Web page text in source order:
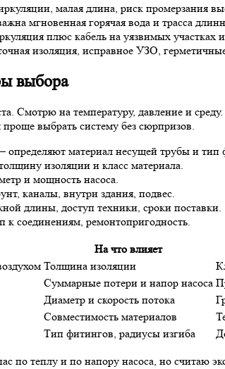
малая длина, риск промерзания
мгновенная горячая вода и трасса
плюс кабель на уязвимых участках и
изоляция, исправное УЗО,
выбора
Смотрю на температуру, давление и
выбрать систему без сюрпризов.
определяют материал несущей трубы и тип
изоляции и класс материала.
и мощность насоса.
каналы, внутри здания, подвес.
длины, доступ техники, сроки поставки.
соединениям, ремонтопригодность.
На что влияет
Толщина изоляции
Суммарные потери и напор насоса
Диаметр и скорость потока
Совместимость материалов
Тип фитингов, радиусы изгиба
по теплу и по напору насоса, но считаю